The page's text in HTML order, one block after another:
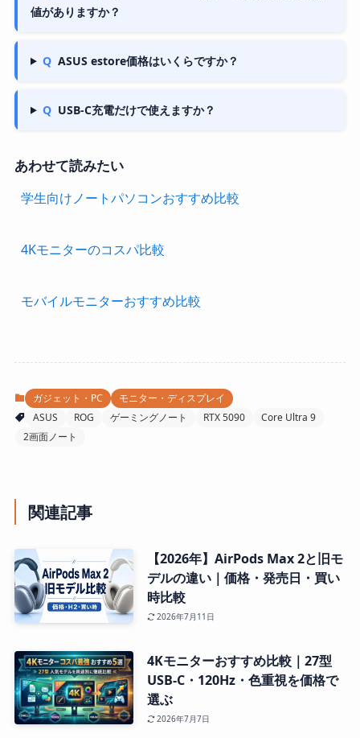
値がありますか？
Q ASUS estore価格はいくらですか？
Q USB-C充電だけで使えますか？
あわせて読みたい
学生向けノートパソコンおすすめ比較
4Kモニターのコスパ比較
モバイルモニターおすすめ比較
ガジェット・PC
モニター・ディスプレイ
ASUS
ROG ゲーミングノート RTX 5090
Core Ultra 9
2画面ノート
関連記事
【2026年】AirPods Max 2と旧モ
デルの違い｜価格・発売日・買い
時比較
2026年7月11日
4Kモニターおすすめ比較｜27型
USB-C・120Hz・色重視を価格で
選ぶ
2026年7月7日